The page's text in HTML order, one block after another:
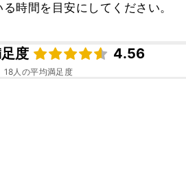
時間を目安にしてください。
度
4.56
18人の平均満足度